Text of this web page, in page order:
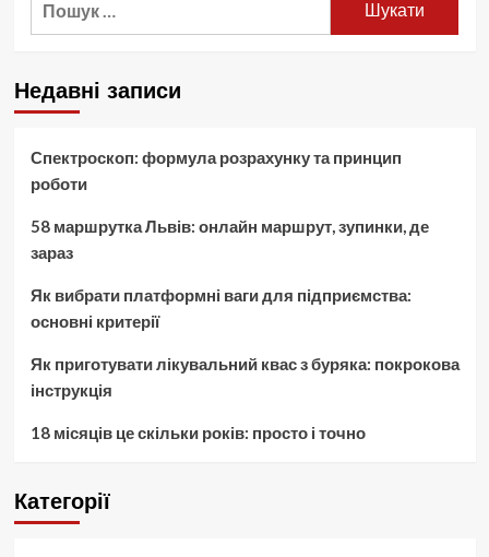
Недавні записи
Спектроскоп: формула розрахунку та принцип
роботи
58 маршрутка Львів: онлайн маршрут, зупинки, де
зараз
Як вибрати платформні ваги для підприємства:
основні критерії
Як приготувати лікувальний квас з буряка: покрокова
інструкція
18 місяців це скільки років: просто і точно
Категорії